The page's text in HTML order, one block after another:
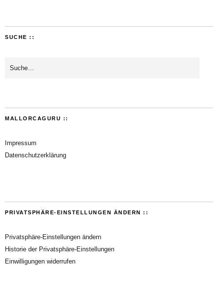
SUCHE ::
MALLORCAGURU ::
Impressum
Datenschutzerklärung
PRIVATSPHÄRE-EINSTELLUNGEN ÄNDERN ::
Privatsphäre-Einstellungen ändern
Historie der Privatsphäre-Einstellungen
Einwilligungen widerrufen